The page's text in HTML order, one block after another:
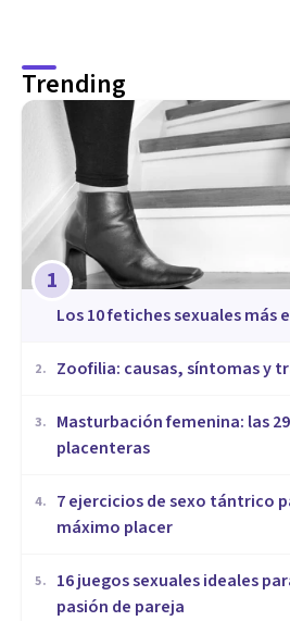
Trending
1
​Los 10 fetiches sexuales más
2. Zoofilia: causas, síntomas y
3.
Masturbación femenina: las
placenteras
4.
7 ejercicios de sexo tántrico
máximo placer
5.
16 juegos sexuales ideales
pasión de pareja